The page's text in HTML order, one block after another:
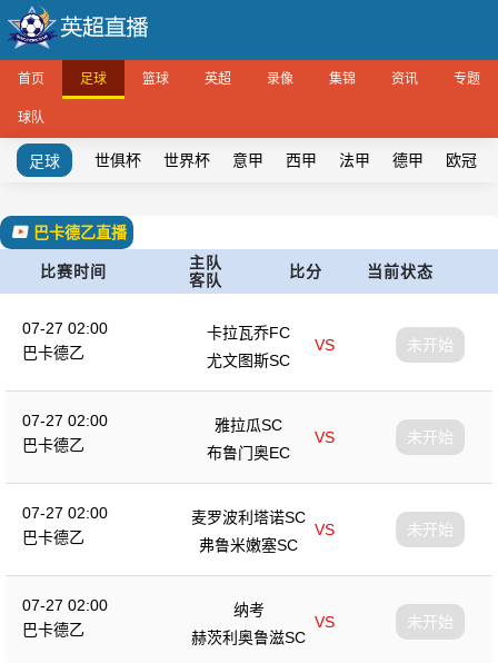
首页 足球 篮球 英超 录像 集锦 资讯 专题
球队
足球 世俱杯 世界杯 意甲 西甲 法甲 德甲 欧冠
巴卡德乙直播
比赛时间 主队 比分
客队 当前状态
07-27 02:00
巴卡德乙
卡拉瓦乔FC
VS
尤文图斯SC
未开始
07-27 02:00
巴卡德乙
雅拉瓜SC
VS
布鲁门奥EC
未开始
07-27 02:00
巴卡德乙
麦罗波利塔诺SC
VS
弗鲁米嫩塞SC
未开始
07-27 02:00
巴卡德乙
纳考
VS
赫茨利奥鲁滋SC
未开始